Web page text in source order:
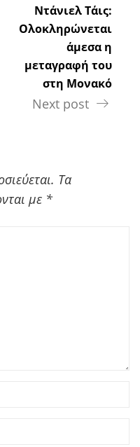
Ντάνιελ Τάις:
Ολοκληρώνεται
άμεσα η
μεταγραφή του
στη Μονακό
Next post
Τα
με *